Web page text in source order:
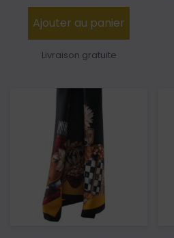
Ajouter au panier
Livraison gratuite